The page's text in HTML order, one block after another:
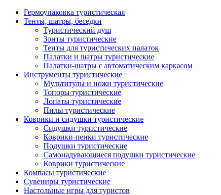
Гермоупаковка туристическая
Тенты, шатры, беседки
Туристический душ
Зонты туристические
Тенты для туристических палаток
Палатки и шатры туристические
Палатки-шатры с автоматическим каркасом
Инструменты туристические
Мультитулы и ножи туристические
Топоры туристические
Лопаты туристические
Пилы туристические
Коврики и сидушки туристические
Сидушки туристические
Коврики-пенки туристические
Подушки туристические
Самонадувающиеся подушки туристические
Коврики туристические
Компасы туристические
Сувениры туристические
Настольные игры для туристов